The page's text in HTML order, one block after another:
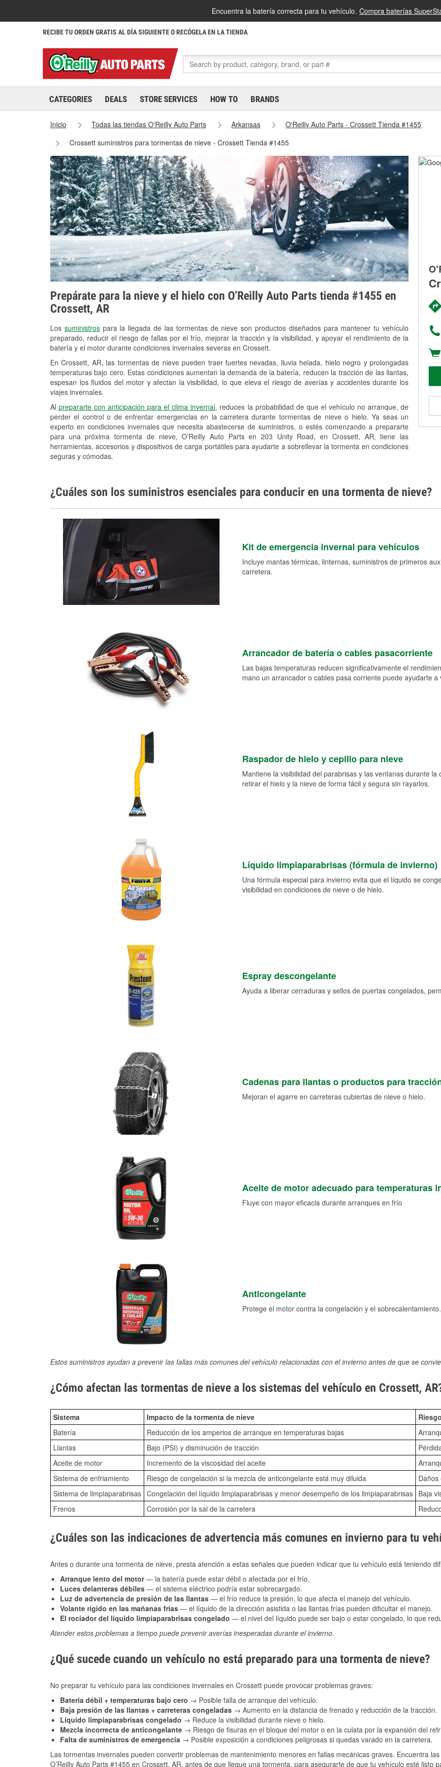
Encuentra la batería correcta para tu vehículo. Compra baterías
RECIBE TU ORDEN GRATIS AL DÍA SIGUIENTE O RECÓGELA EN LA TIENDA
CATEGORIES DEALS STORE SERVICES HOW TO BRANDS
Inicio Todas las tiendas O'Reilly Auto Parts Arkansas
O'Reilly Auto Parts - Crossett Tienda #1455
Crossett suministros para tormentas de nieve - Crossett Tienda #1455
Prepárate para la nieve y el hielo con O’Reilly Auto Parts tienda #1455 en
Crossett, AR
Los suministrospara la llegada de las tormentas de nieve son productos diseñados para mantener tu vehículo
preparado, reducir el riesgo de fallas por el frío, mejorar la tracción y la visibilidad, y apoyar el rendimiento de la
batería y el motor durante condiciones invernales severas en Crossett.
En Crossett, AR, las tormentas de nieve pueden traer fuertes nevadas, lluvia helada, hielo negro y prolongadas
temperaturas bajo cero. Estas condiciones aumentan la demanda de la batería, reducen la tracción de las llantas,
espesan los fluidos del motor y afectan la visibilidad, lo que eleva el riesgo de averías y accidentes durante los
viajes invernales.
Alprepararte con anticipación para el clima invernal, reduces la probabilidad de que el vehículo no arranque, de
perder el control o de enfrentar emergencias en la carretera durante tormentas de nieve o hielo. Ya seas un
experto en condiciones invernales que necesita abastecerse de suministros, o estés comenzando a prepararte
para una próxima tormenta de nieve, O’Reilly Auto Parts en 203 Unity Road, en Crossett, AR, tiene las
herramientas, accesorios y dispositivos de carga portátiles para ayudarte a sobrellevar la tormenta en condiciones
seguras y cómodas.
¿Cuáles son los suministros esenciales para conducir en una tormenta de nieve?
Kit de emergencia invernal para vehículos
Incluye mantas térmicas, linternas, suministros de primeros
carretera.
Arrancador de batería o cables pasacorriente
Las bajas temperaturas reducen significativamente el
mano un arrancador o cables pasa corriente puede ayudarte
Raspador de hielo y cepillo para nieve
Mantiene la visibilidad del parabrisas y las ventanas durante
retirar el hielo y la nieve de forma fácil y segura sin rayarlos.
Líquido limpiaparabrisas (fórmula de invierno)
Una fórmula especial para invierno evita que el líquido se
visibilidad en condiciones de nieve o de hielo.
Espray descongelante
Ayuda a liberar cerraduras y sellos de puertas congelados,
Cadenas para llantas o productos para
Mejoran el agarre en carreteras cubiertas de nieve o hielo.
Aceite de motor adecuado para temperaturas
Fluye con mayor eficacia durante arranques en frío
Anticongelante
Protege el motor contra la congelación y el sobrecalentamiento.
Estos suministros ayudan a prevenir las fallas más comunes del vehículo relacionadas con el invierno antes de que se
¿Cómo afectan las tormentas de nieve a los sistemas del vehículo en Crossett,
Sistema Impacto de la tormenta de nieve
Batería
Reducción de los amperios de arranque en temperaturas bajas
Llantas
Bajo (PSI) y disminución de tracción
Aceite de motor
Incremento de la viscosidad del aceite
Sistema de enfriamiento
Riesgo de congelación si la mezcla de anticongelante está muy diluida
Sistema de limpiaparabrisas Congelación del líquido limpiaparabrisas y menor desempeño de los limpiaparabrisas Baja
Frenos
Corrosión por la sal de la carretera
¿Cuáles son las indicaciones de advertencia más comunes en invierno para tu
Antes o durante una tormenta de nieve, presta atención a estas señales que pueden indicar que tu vehículo está teniendo
Arranque lento del motor— la batería puede estar débil o afectada por el frío.
Luces delanteras débiles — el sistema eléctrico podría estar sobrecargado.
Luz de advertencia de presión de las llantas — el frío reduce la presión, lo que afecta el manejo del vehículo.
Volante rígido en las mañanas frías — el líquido de la dirección asistida o las llantas frías pueden dificultar el manejo.
El rociador del líquido limpiaparabrisas congelado — el nivel del líquido puede ser bajo o estar congelado, lo que
Atender estos problemas a tiempo puede prevenir averías inesperadas durante el invierno.
¿Qué sucede cuando un vehículo no está preparado para una tormenta de nieve?
No preparar tu vehículo para las condiciones invernales en Crossett puede provocar problemas graves:
Batería débil + temperaturas bajo cero → Posible falla de arranque del vehículo.
Baja presión de las llantas + carreteras congeladas → Aumento en la distancia de frenado y reducción de la tracción.
Líquido limpiaparabrisas congelado → Reduce la visibilidad durante nieve o hielo.
Mezcla incorrecta de anticongelante → Riesgo de fisuras en el bloque del motor o en la culata por la expansión del
Falta de suministros de emergencia → Posible exposición a condiciones peligrosas si quedas varado en la carretera.
Las tormentas invernales pueden convertir problemas de mantenimiento menores en fallas mecánicas graves. Encuentra
O’Reilly Auto Parts #1455 en Crossett, AR, antes de que llegue una tormenta, para asegurarte de que tu vehículo esté listo